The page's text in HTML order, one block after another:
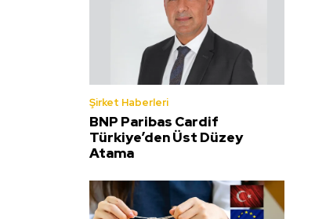
Şirket Haberleri
BNP Paribas Cardif
Türkiye’den Üst Düzey
Atama